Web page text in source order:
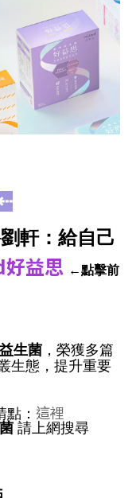
軒：給自己
益思 ←點擊前
生菌 ，榮獲多篇
生態，提升重要
點： 這裡
請上網搜尋